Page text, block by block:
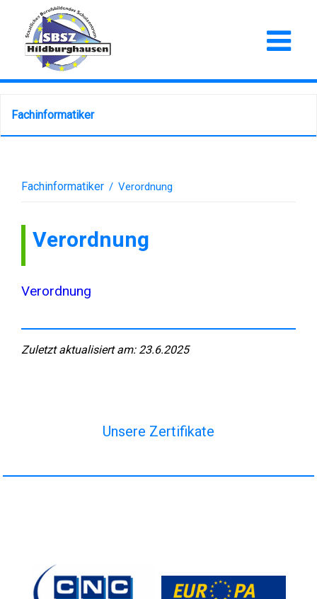
Fachinformatiker
Fachinformatiker / Verordnung
Verordnung
Verordnung
Zuletzt aktualisiert am: 23.6.2025
Unsere Zertifikate